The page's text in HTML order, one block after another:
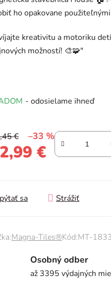
ho opakovane
kreativitu a motoriku
možností! 🎨🧩"
- odosielame ihneď
€ –33 %
€
sa Strážiť
Magna-Tiles®Kód:MT-
Osobný odber
až 3395 výdajných